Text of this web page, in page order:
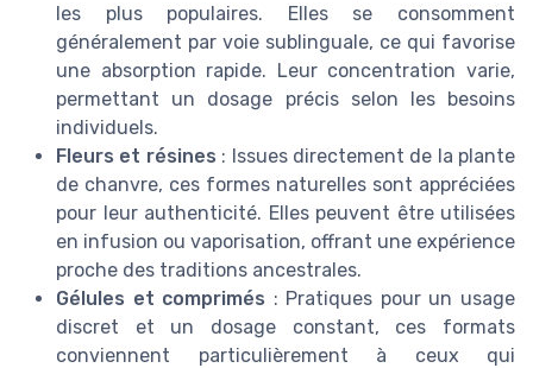
les plus populaires. Elles se consomment
généralement par voie sublinguale, ce qui favorise
une absorption rapide. Leur concentration varie,
permettant un dosage précis selon les besoins
individuels.
Fleurs et résines : Issues directement de la plante
de chanvre, ces formes naturelles sont appréciées
pour leur authenticité. Elles peuvent être utilisées
en infusion ou vaporisation, offrant une expérience
proche des traditions ancestrales.
Gélules et comprimés : Pratiques pour un usage
discret et un dosage constant, ces formats
conviennent particulièrement à ceux qui